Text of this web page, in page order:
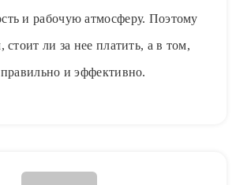
и рабочую атмосферу. Поэтому
стоит ли за нее платить, а в том,
правильно и эффективно.